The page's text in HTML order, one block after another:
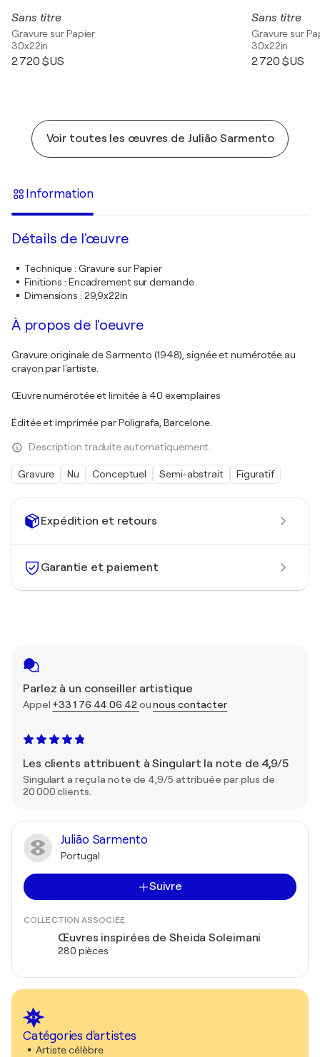
Expédition et retours
Garantie et paiement
Parlez à un conseiller artistique
Appel +33 1 76 44 06 42ounous contacter
Les clients attribuent à Singulart la note de 4,9/5
Singulart a reçu la note de 4,9/5 attribuée par plus de
20 000 clients.
Julião Sarmento
Portugal
Suivre
COLLECTION ASSOCIÉE
Œuvres inspirées de Sheida Soleimani
280 pièces
Catégories d'artistes
Artiste célèbre
Sans titre
Gravure sur Papier
30x22in
2 720 $US
Sans titre
Gravure sur
30x22in
2 720 $US
Voir toutes les œuvres de Julião Sarmento
Information
Détails de l'œuvre
Technique: Gravure sur Papier
Finitions : Encadrement sur demande
Dimensions : 29,9x22in
À propos de l'oeuvre
Gravure originale de Sarmento (1948), signée et numérotée au
crayon par l'artiste.
Œuvre numérotée et limitée à 40 exemplaires
Éditée et imprimée par Poligrafa, Barcelone.
Description traduite automatiquement.
Gravure Nu Conceptuel Semi-abstrait Figuratif